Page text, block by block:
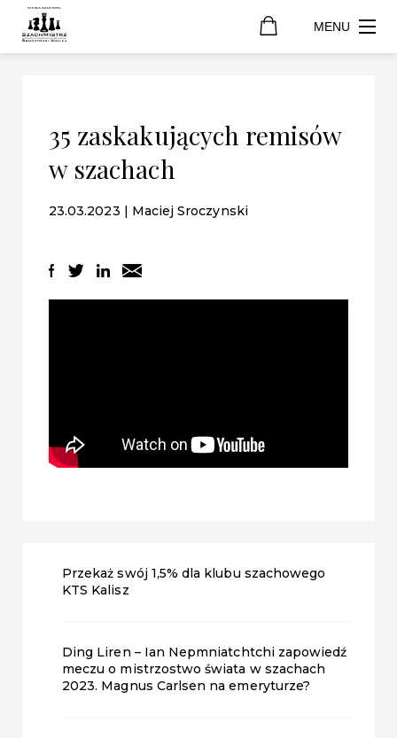
MENU
35 zaskakujących remisów
w szachach
23.03.2023 | Maciej Sroczynski
Przekaż swój 1,5% dla klubu szachowego
KTS Kalisz
Ding Liren – Ian Nepmniatchtchi zapowiedź
meczu o mistrzostwo świata w szachach
2023. Magnus Carlsen na emeryturze?